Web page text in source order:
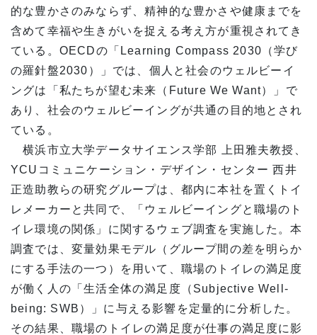
的な豊かさのみならず、精神的な豊かさや健康までを
含めて幸福や生きがいを捉える考え方が重視されてき
ている。OECDの「Learning Compass 2030（学び
の羅針盤2030）」では、個人と社会のウェルビーイ
ングは「私たちが望む未来（Future We Want）」で
あり、社会のウェルビーイングが共通の目的地とされ
ている。
横浜市立大学データサイエンス学部 上田雅夫教授、
YCUコミュニケーション・デザイン・センター 西井
正造助教らの研究グループは、都内に本社を置くトイ
レメーカーと共同で、「ウェルビーイングと職場のト
イレ環境の関係」に関するウェブ調査を実施した。本
調査では、変量効果モデル（グループ間の差を明らか
にする手法の一つ）を用いて、職場のトイレの満足度
が働く人の「生活全体の満足度（Subjective Well-
being: SWB）」に与える影響を定量的に分析した。
その結果、職場のトイレの満足度が仕事の満足度に影